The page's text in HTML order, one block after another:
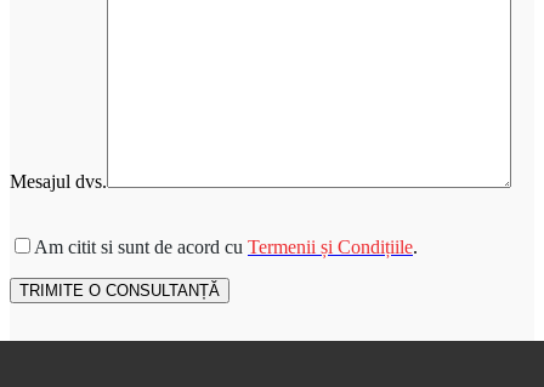
Mesajul dvs.
Am citit si sunt de acord cu Termenii și Condițiile.